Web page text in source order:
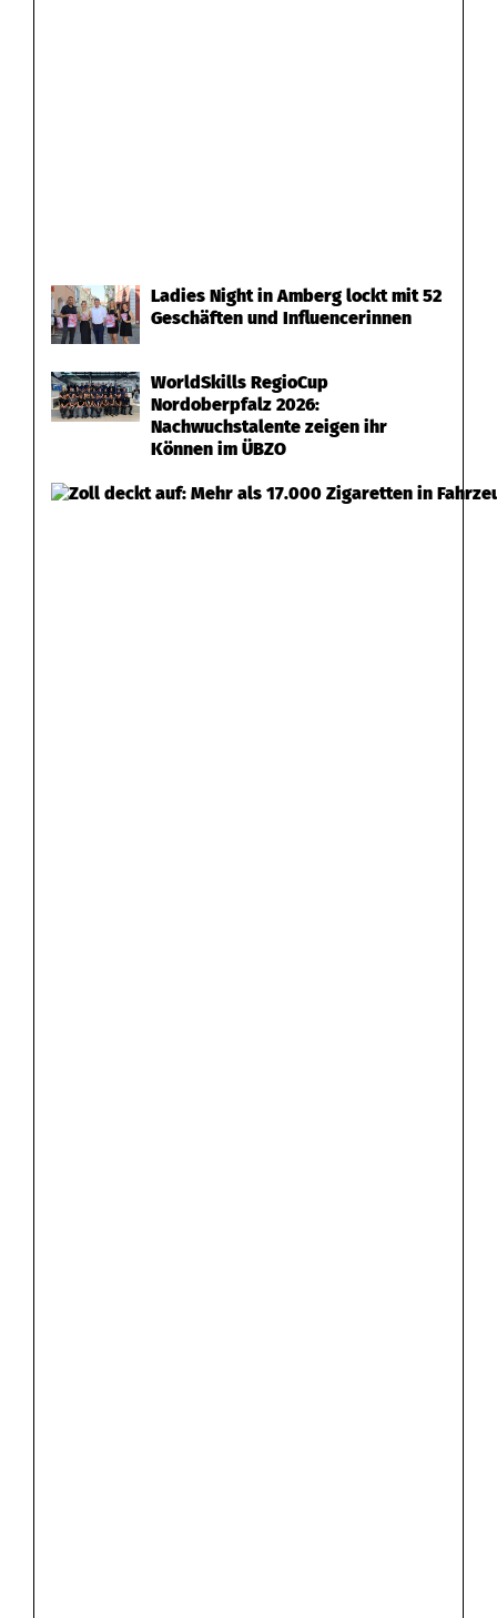
Ladies Night in Amberg lockt mit 52
Geschäften und Influencerinnen
WorldSkills RegioCup
Nordoberpfalz 2026:
Nachwuchstalente zeigen ihr
Können im ÜBZO